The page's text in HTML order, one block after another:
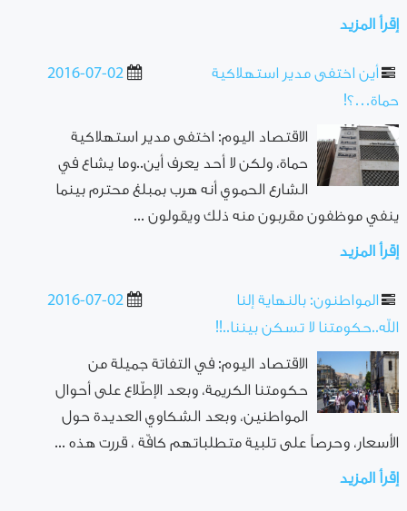
إقرأ المزيد
2016-07-02
أين اختفى مدير استهلاكية
حماة…؟!
الاقتصاد اليوم: اختفى مدير استهلاكية
حماة، ولكن لا أحد يعرف أين..وما يشاع في
الشارع الحموي أنه هرب بمبلغ محترم بينما
ينفي موظفون مقربون منه ذلك ويقولون ...
إقرأ المزيد
2016-07-02
المواطنون: بالنهاية إلنا
الله..حكومتنا لا تسكن بيننا..!!
الاقتصاد اليوم: في التفاتة جميلة من
حكومتنا الكريمة، وبعد الإطّلاع على أحوال
المواطنين، وبعد الشكاوي العديدة حول
الأسعار، وحرصاً على تلبية متطلباتهم كافّة ، قررت هذه ...
إقرأ المزيد